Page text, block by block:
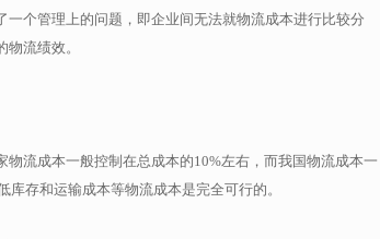
个管理上的问题，即企业间无法就物流成本进行比较分
流绩效。
流成本一般控制在总成本的10%左右，而我国物流成本一
存和运输成本等物流成本是完全可行的。